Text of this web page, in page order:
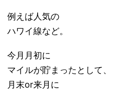
例えば人気の
ハワイ線など。
今月月初に
マイルが貯まったとして、
月末or来月に